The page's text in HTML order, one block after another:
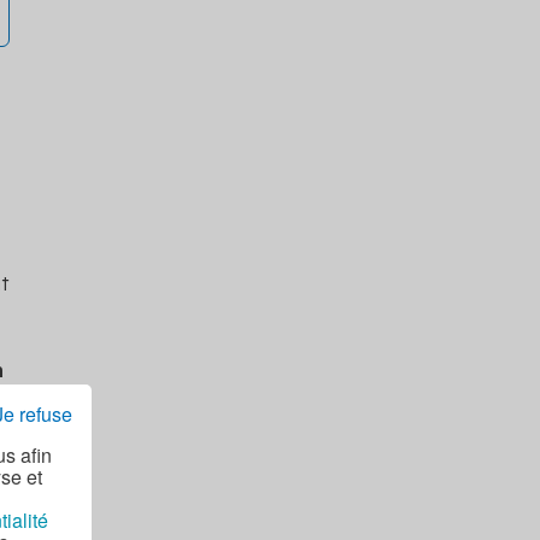
afin
et
refuse